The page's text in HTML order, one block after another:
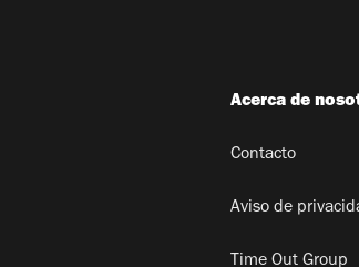
Acerca de
Contacto
Aviso de
Time Out Group